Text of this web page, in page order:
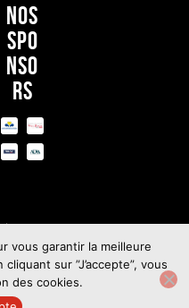
Nos
spo
nso
rs
vous garantir la meilleure
sur ”J’accepte”, vous
des cookies.